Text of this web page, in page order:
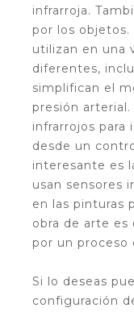
infrarroja.
por los objetos.
utilizan en una
diferentes,
simplifican el
presión
infrarrojos para
desde un
interesante es
usan sensores
en las pinturas
obra de arte es
por un proceso
Si lo deseas
configuración